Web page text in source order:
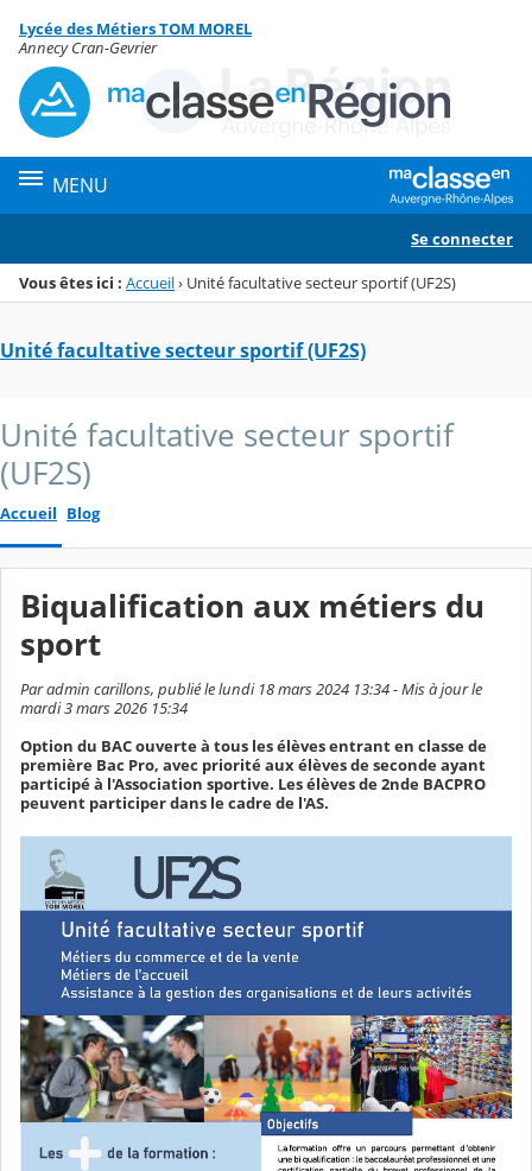
Menu de la rubrique
Contenu
Lycée des Métiers TOM MOREL
Annecy Cran-Gevrier
MENU
Se connecter
Vous êtes ici : Accueil› Unité facultative secteur sportif (UF2S)
Unité facultative secteur sportif (UF2S)
Unité facultative secteur sportif
(UF2S)
Accueil Blog
Biqualification aux métiers du
sport
Par admin carillons, publié le lundi 18 mars 2024 13:34 - Mis à jour le
mardi 3 mars 2026 15:34
Option du BAC ouverte à tous les élèves entrant en classe de
première Bac Pro, avec priorité aux élèves de seconde ayant
participé à l'Association sportive. Les élèves de 2nde BACPRO
peuvent participer dans le cadre de l'AS.